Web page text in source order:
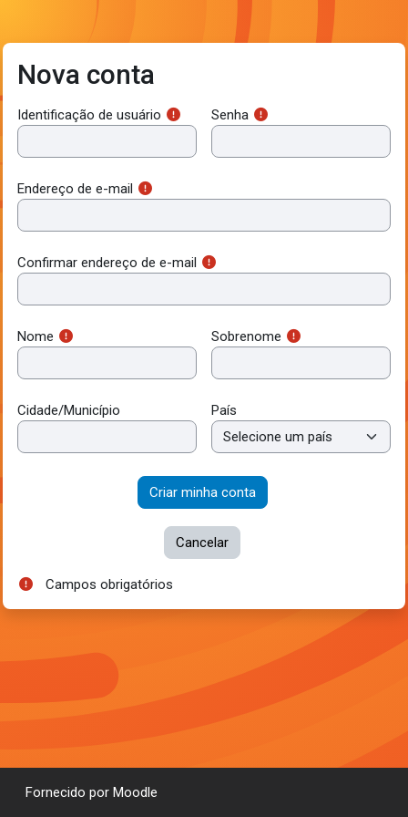
Nova conta
Identificação de usuário Senha
Endereço de e-mail
Confirmar endereço de e-mail
Nome Sobrenome
Cidade/Município País
Campos obrigatórios
Fornecido por Moodle